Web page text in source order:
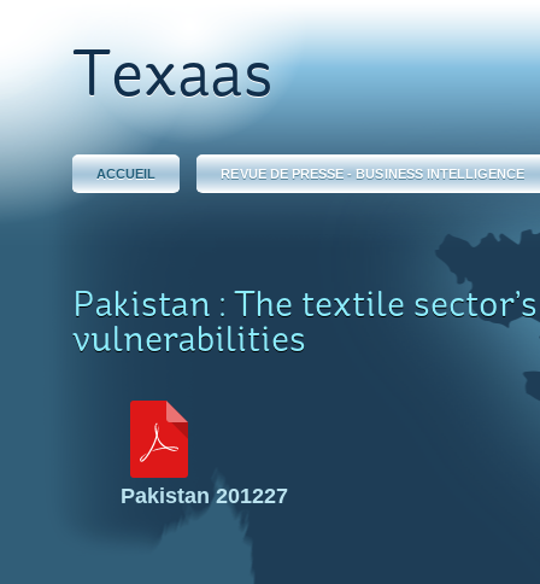
Texaas
ACCUEIL REVUE DE PRESSE - BUSINESS INTELLIGENCE
Pakistan : The textile sector’s
vulnerabilities
Pakistan 201227